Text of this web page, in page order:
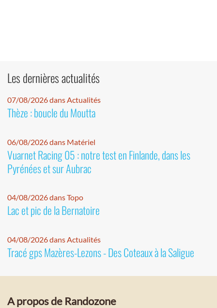
Les dernières actualités
07/08/2026 dans Actualités
Thèze : boucle du Moutta
06/08/2026 dans Matériel
Vuarnet Racing 05 : notre test en Finlande, dans les
Pyrénées et sur Aubrac
04/08/2026 dans Topo
Lac et pic de la Bernatoire
04/08/2026 dans Actualités
Tracé gps Mazères-Lezons - Des Coteaux à la Saligue
A propos de Randozone